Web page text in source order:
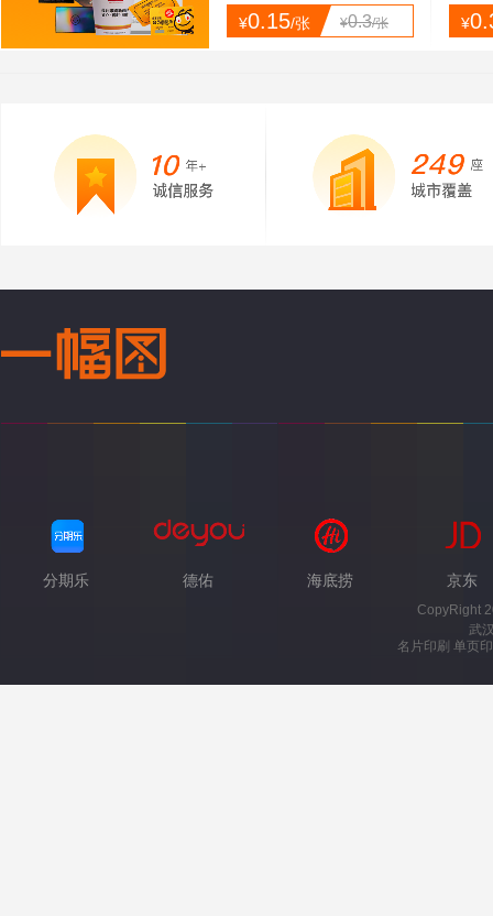
¥0.15/张 ¥0.3/张 ¥
分期乐 德佑 海底捞 京东
CopyRight
武
名片印刷 单页